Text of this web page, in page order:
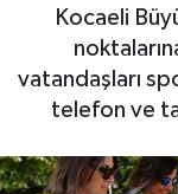
Kocaeli
vatandaşları
telefon ve
Haber Arşivi